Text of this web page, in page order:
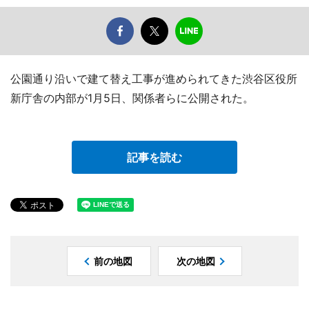
公園通り沿いで建て替え工事が進められてきた渋谷区役所
新庁舎の内部が1月5日、関係者らに公開された。
記事を読む
前の地図 次の地図